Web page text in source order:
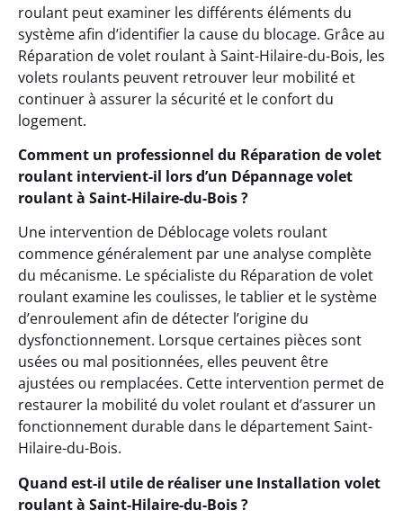
roulant peut examiner les différents éléments du
système afin d’identifier la cause du blocage. Grâce au
Réparation de volet roulant à Saint-Hilaire-du-Bois, les
volets roulants peuvent retrouver leur mobilité et
continuer à assurer la sécurité et le confort du
logement.
Comment un professionnel du Réparation de volet
roulant intervient-il lors d’un Dépannage volet
roulant à Saint-Hilaire-du-Bois ?
Une intervention de Déblocage volets roulant
commence généralement par une analyse complète
du mécanisme. Le spécialiste du Réparation de volet
roulant examine les coulisses, le tablier et le système
d’enroulement afin de détecter l’origine du
dysfonctionnement. Lorsque certaines pièces sont
usées ou mal positionnées, elles peuvent être
ajustées ou remplacées. Cette intervention permet de
restaurer la mobilité du volet roulant et d’assurer un
fonctionnement durable dans le département Saint-
Hilaire-du-Bois.
Quand est-il utile de réaliser une Installation volet
roulant à Saint-Hilaire-du-Bois ?